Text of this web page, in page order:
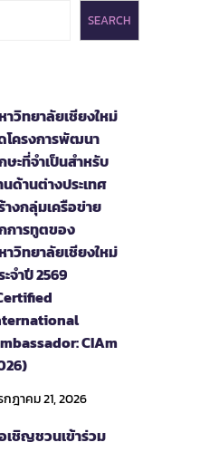
SEARCH
าวิทยาลัยเชียงใหม่
โครงการพัฒนา
ษะที่จำเป็นสำหรับ
นด้านต่างประเทศ
างกลุ่มเครือข่าย
การทูตของ
าวิทยาลัยเชียงใหม่
ะจำปี 2569
CIAm
ฎาคม 21, 2026
เชิญชวนเข้าร่วม